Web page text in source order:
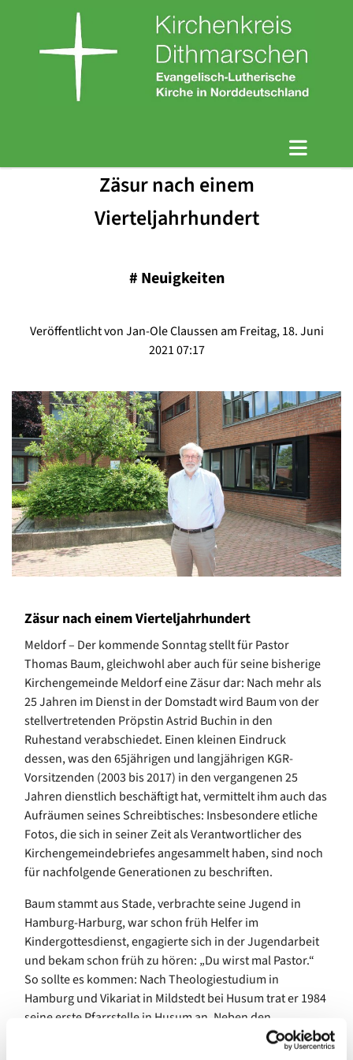
Zäsur nach einem
Vierteljahrhundert
# Neuigkeiten
Veröffentlicht von Jan-Ole Claussen am Freitag, 18. Juni
2021 07:17
Zäsur nach einem Vierteljahrhundert
Meldorf – Der kommende Sonntag stellt für Pastor
Thomas Baum, gleichwohl aber auch für seine bisherige
Kirchengemeinde Meldorf eine Zäsur dar: Nach mehr als
25 Jahren im Dienst in der Domstadt wird Baum von der
stellvertretenden Pröpstin Astrid Buchin in den
Ruhestand verabschiedet. Einen kleinen Eindruck
dessen, was den 65jährigen und langjährigen KGR-
Vorsitzenden (2003 bis 2017) in den vergangenen 25
Jahren dienstlich beschäftigt hat, vermittelt ihm auch das
Aufräumen seines Schreibtisches: Insbesondere etliche
Fotos, die sich in seiner Zeit als Verantwortlicher des
Kirchengemeindebriefes angesammelt haben, sind noch
für nachfolgende Generationen zu beschriften.
Baum stammt aus Stade, verbrachte seine Jugend in
Hamburg-Harburg, war schon früh Helfer im
Kindergottesdienst, engagierte sich in der Jugendarbeit
und bekam schon früh zu hören: „Du wirst mal Pastor.“
So sollte es kommen: Nach Theologiestudium in
Hamburg und Vikariat in Mildstedt bei Husum trat er 1984
seine erste Pfarrstelle in Husum an. Neben den
klassischen Aufgaben eines Pastors reizte ihn mehr:
Kirchenrecht und journalistisches Arbeiten. So wurde er